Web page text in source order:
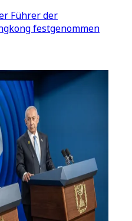
Führer der
festgenommen